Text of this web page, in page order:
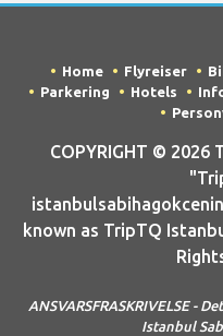
Home Flyreiser
Parkering
Hotels
COPYRIGHT © 2026
known as TripTQ
ANSVARSFRASKRIVELSE -
Istanbul